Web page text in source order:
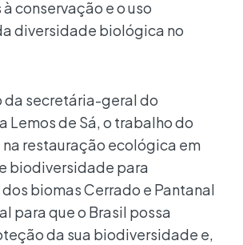
conservação e o uso
diversidade biológica no
da secretária-geral do
Lemos de Sá, o trabalho do
na restauração ecológica em
biodiversidade para
biomas Cerrado e Pantanal
para que o Brasil possa
da sua biodiversidade e,